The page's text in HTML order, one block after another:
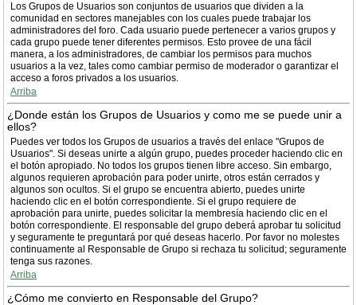
Los Grupos de Usuarios son conjuntos de usuarios que dividen a la
comunidad en sectores manejables con los cuales puede trabajar los
administradores del foro. Cada usuario puede pertenecer a varios grupos y
cada grupo puede tener diferentes permisos. Esto provee de una fácil
manera, a los administradores, de cambiar los permisos para muchos
usuarios a la vez, tales como cambiar permiso de moderador o garantizar el
acceso a foros privados a los usuarios.
Arriba
¿Donde están los Grupos de Usuarios y como me se puede unir a
ellos?
Puedes ver todos los Grupos de usuarios a través del enlace "Grupos de
Usuarios". Si deseas unirte a algún grupo, puedes proceder haciendo clic en
el botón apropiado. No todos los grupos tienen libre acceso. Sin embargo,
algunos requieren aprobación para poder unirte, otros están cerrados y
algunos son ocultos. Si el grupo se encuentra abierto, puedes unirte
haciendo clic en el botón correspondiente. Si el grupo requiere de
aprobación para unirte, puedes solicitar la membresía haciendo clic en el
botón correspondiente. El responsable del grupo deberá aprobar tu solicitud
y seguramente te preguntará por qué deseas hacerlo. Por favor no molestes
continuamente al Responsable de Grupo si rechaza tu solicitud; seguramente
tenga sus razones.
Arriba
¿Cómo me convierto en Responsable del Grupo?